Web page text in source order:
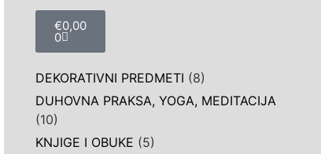
€0,00
0
DEKORATIVNI PREDMETI (8)
DUHOVNA PRAKSA, YOGA, MEDITACIJA
(10)
KNJIGE I OBUKE (5)